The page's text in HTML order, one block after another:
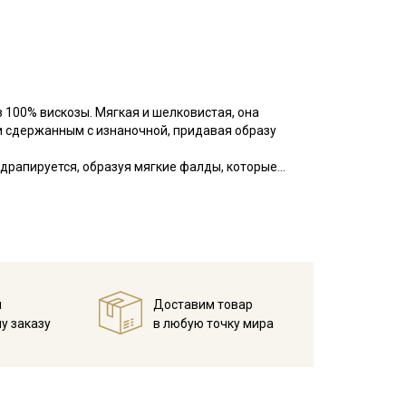
вискозы. Мягкая и шелковистая, она
с изнаночной, придавая образу
образуя мягкие фалды, которые
деликатного моющего средства.
"шелк" утюга.
тканью шириной, достаточной для размещения
заказу
Доставим товар
в любую точку мира